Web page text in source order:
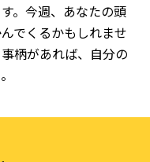
。今週、あなたの頭
でくるかもしれませ
柄があれば、自分の